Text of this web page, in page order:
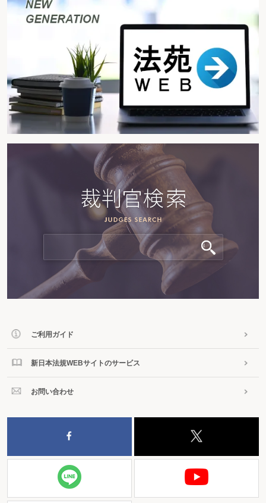
ご利用ガイド
新日本法規WEBサイトのサービス
お問い合わせ